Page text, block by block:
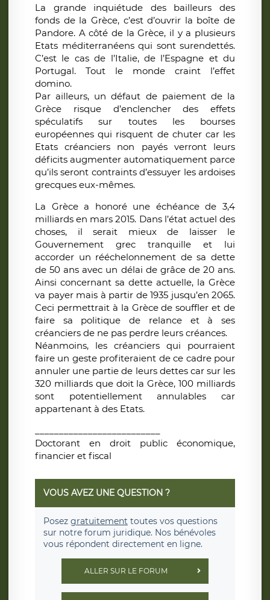
La grande inquiétude des bailleurs des
fonds de la Grèce, c’est d’ouvrir la boîte de
Pandore. A côté de la Grèce, il y a plusieurs
Etats méditerranéens qui sont surendettés.
C’est le cas de l’Italie, de l’Espagne et du
Portugal. Tout le monde craint l’effet
domino.
Par ailleurs, un défaut de paiement de la
Grèce risque d’enclencher des effets
spéculatifs sur toutes les bourses
européennes qui risquent de chuter car les
Etats créanciers non payés verront leurs
déficits augmenter automatiquement parce
qu’ils seront contraints d’essuyer les ardoises
grecques eux-mêmes.
La Grèce a honoré une échéance de 3,4
milliards en mars 2015. Dans l’état actuel des
choses, il serait mieux de laisser le
Gouvernement grec tranquille et lui
accorder un rééchelonnement de sa dette
de 50 ans avec un délai de grâce de 20 ans.
Ainsi concernant sa dette actuelle, la Grèce
va payer mais à partir de 1935 jusqu’en 2065.
Ceci permettrait à la Grèce de souffler et de
faire sa politique de relance et à ses
créanciers de ne pas perdre leurs créances.
Néanmoins, les créanciers qui pourraient
faire un geste profiteraient de ce cadre pour
annuler une partie de leurs dettes car sur les
320 milliards que doit la Grèce, 100 milliards
sont potentiellement annulables car
appartenant à des Etats.
Doctorant en droit public économique,
financier et fiscal
VOUS AVEZ UNE QUESTION ?
Posez gratuitement toutes vos questions
sur notre forum juridique. Nos bénévoles
vous répondent directement en ligne.
ALLER SUR LE FORUM